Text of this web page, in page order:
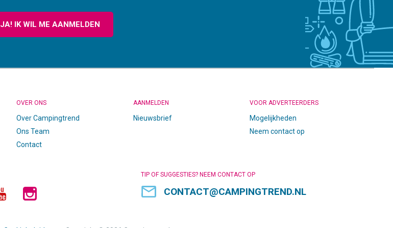
JA! IK WIL ME AANMELDEN
OVER ONS
Over Campingtrend
Ons Team
Contact
AANMELDEN
Nieuwsbrief
VOOR ADVERTEERDERS
Mogelijkheden
Neem contact op
TIP OF SUGGESTIES? NEEM CONTACT OP
CONTACT@CAMPINGTREND.NL